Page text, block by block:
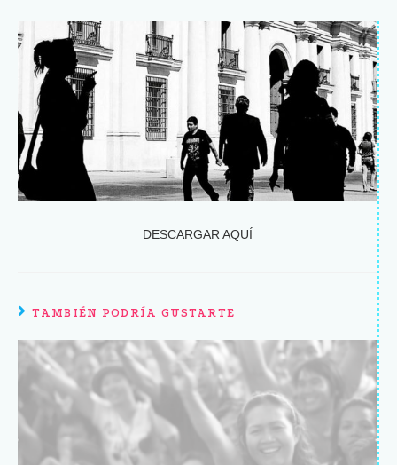
DESCARGAR AQUÍ
TAMBIÉN PODRÍA GUSTARTE